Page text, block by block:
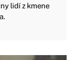
lidí z kmene